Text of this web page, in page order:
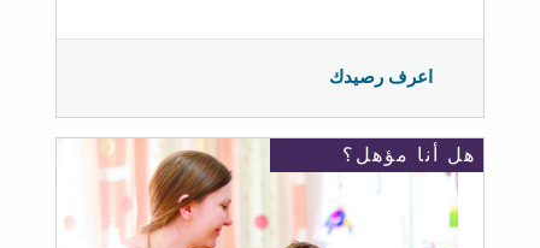
اعرف رصيدك
هل أنا مؤهل؟